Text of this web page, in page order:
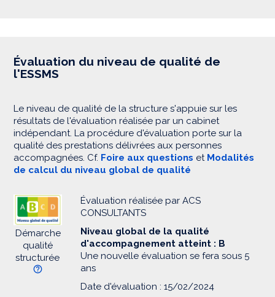
Évaluation du niveau de qualité de
l'ESSMS
Le niveau de qualité de la structure s'appuie sur les
résultats de l'évaluation réalisée par un cabinet
indépendant. La procédure d'évaluation porte sur la
qualité des prestations délivrées aux personnes
accompagnées. Cf. Foire aux questions et Modalités
de calcul du niveau global de qualité
Démarche
qualité
structurée
Évaluation réalisée par ACS
CONSULTANTS
Niveau global de la qualité
d'accompagnement atteint : B
Une nouvelle évaluation se fera sous 5
ans
Date d'évaluation : 15/02/2024